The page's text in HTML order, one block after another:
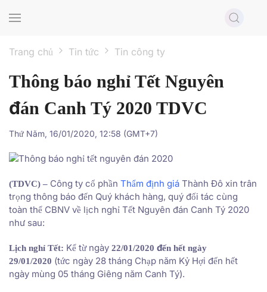
Trang chủ Tin tức Tin công ty
Thông báo nghỉ Tết Nguyên
đán Canh Tý 2020 TDVC
Thứ Năm, 16/01/2020, 12:58 (GMT+7)
(TDVC) – Công ty cổ phần Thẩm định giá Thành Đô xin trân
trọng thông báo đến Quý khách hàng, quý đối tác cùng
toàn thể CBNV về lịch nghỉ Tết Nguyên đán Canh Tý 2020
như sau:
Lịch nghỉ Tết: Kể từ ngày 22/01/2020 đến hết ngày
29/01/2020 (tức ngày 28 tháng Chạp năm Kỷ Hợi đến hết
ngày mùng 05 tháng Giêng năm Canh Tý).